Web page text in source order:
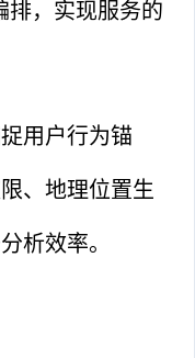
，实现服务的
用户行为锚
、地理位置生
析效率。